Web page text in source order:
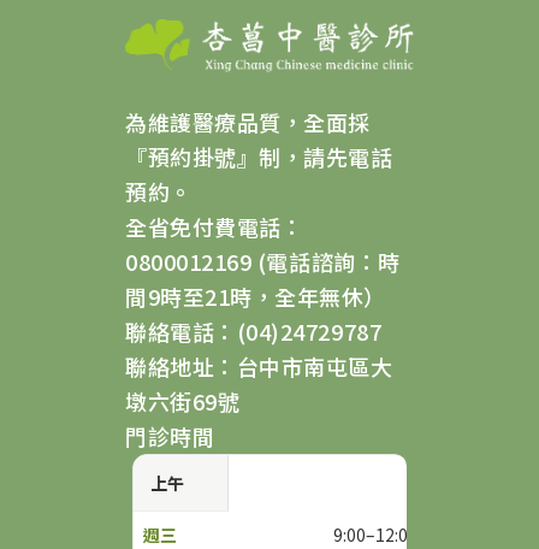
為維護醫療品質，全面採
『預約掛號』制，請先電話
預約。
全省免付費電話：
0800012169 (電話諮詢：時
間9時至21時，全年無休）
聯絡電話：(04)24729787
聯絡地址：台中市南屯區大
墩六街69號
門診時間
上午
9:00–12:00